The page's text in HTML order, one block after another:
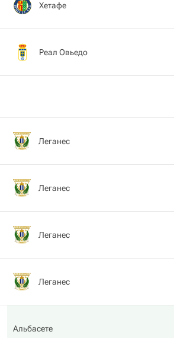
Хетафе
Реал Овьедо
Леганес
Леганес
Леганес
Леганес
Альбасете